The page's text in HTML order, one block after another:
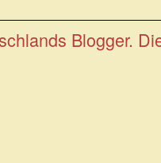
Blogger.